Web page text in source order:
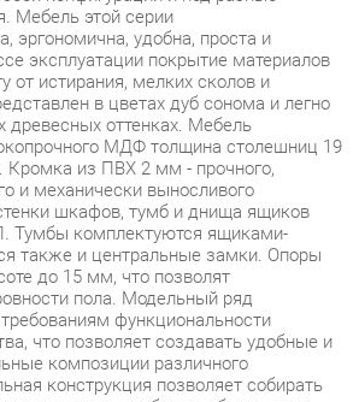
в цветах дуб сонома и легно
оттенках. Мебель
МДФ толщина столешниц 19
из ПВХ 2 мм - прочного,
и механически выносливого
шкафов, тумб и днища ящиков
Тумбы комплектуются ящиками-
также и центральные замки. Опоры
до 15 мм, что позволят
пола. Модельный ряд
функциональности
что позволяет создавать удобные и
композиции различного
конструкция позволяет собирать
что очень удобно, особенно если
в помещении с нестандартной
простота форм и
Wave представляют широкие
современного, динамичного и